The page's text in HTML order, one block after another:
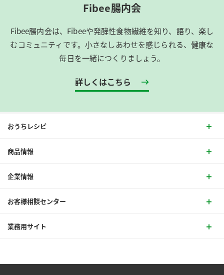
Fibee腸内会
Fibee腸内会は、​Fibeeや発酵性食物繊維を知り、語り、楽し
むコミュニティです。​小さなしあわせを感じられる、健康な
毎日を一緒につくりましょう。
詳しくはこちら
おうちレシピ
商品情報
企業情報
お客様相談センター
業務用サイト